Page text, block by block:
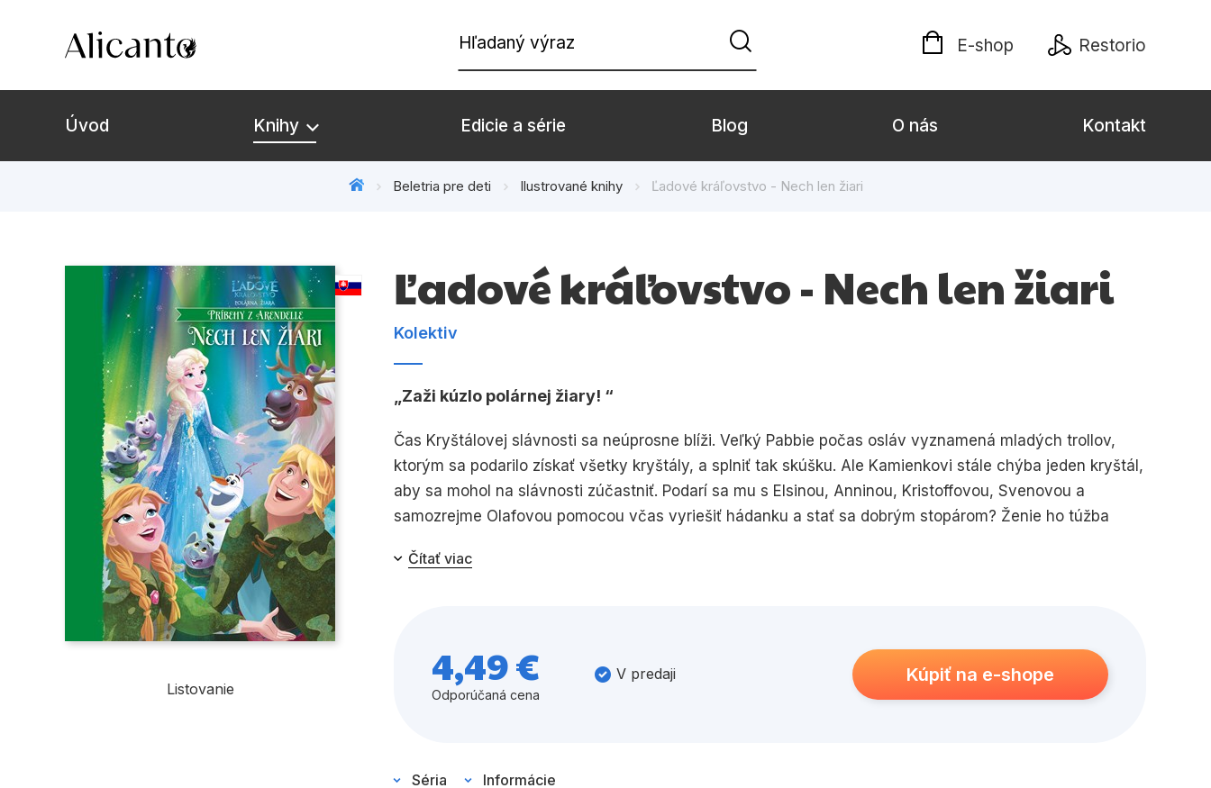
Hľadaný výraz E-shop Restorio
Úvod Knihy
Beletria pre deti Beletria pre dospelých
Komiks Počítače Poézia
Všetky kategórie
Edicie a série Blog O nás Kontakt
Beletria pre deti Ilustrované knihy Ľadové kráľovstvo - Nech len žiari
Listovanie
Ľadové kráľovstvo - Nech len žiari
Kolektiv
Zaži kúzlo polárnej žiary!
Čas Kryštálovej slávnosti sa neúprosne blíži. Veľký Pabbie počas osláv vyznamená mladých trollov,
ktorým sa podarilo získať všetky kryštály, a splniť tak skúšku. Ale Kamienkovi stále chýba jeden kryštál,
aby sa mohol na slávnosti zúčastniť. Podarí sa mu s Elsinou, Anninou, Kristoffovou, Svenovou a
samozrejme Olafovou pomocou včas vyriešiť hádanku a stať sa dobrým stopárom? Ženie ho túžba
žiary! Prečítaj si príbeh a nalepuj krásne samolepky.
Čítať viac
4,49 €
Odporúčaná cena
V predaji Kúpiť na e-shope
Séria Informácie